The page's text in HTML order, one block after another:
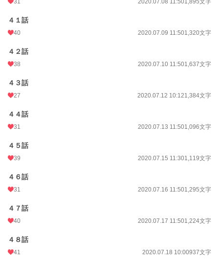
31 2020.07.08 11:501,895文字
４１話
40 2020.07.09 11:501,320文字
４２話
38 2020.07.10 11:501,637文字
４３話
27 2020.07.12 10:121,384文字
４４話
31 2020.07.13 11:501,096文字
４５話
39 2020.07.15 11:301,119文字
４６話
31 2020.07.16 11:501,295文字
４７話
40 2020.07.17 11:501,224文字
４８話
41 2020.07.18 10:00937文字